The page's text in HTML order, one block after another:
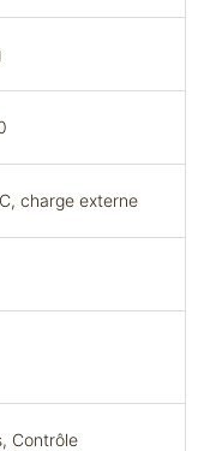
charge externe
Contrôle